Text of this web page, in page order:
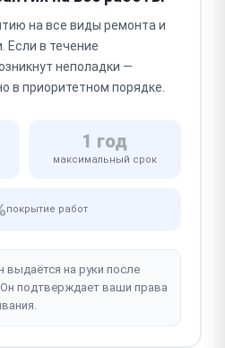
на все виды ремонта и
Если в течение
неполадки —
в приоритетном порядке.
1 год
максимальный срок
покрытие работ
выдаётся на руки после
подтверждает ваши права